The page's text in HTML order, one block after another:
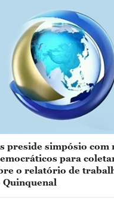
preside simpósio com
para
o relatório de
Quinquenal